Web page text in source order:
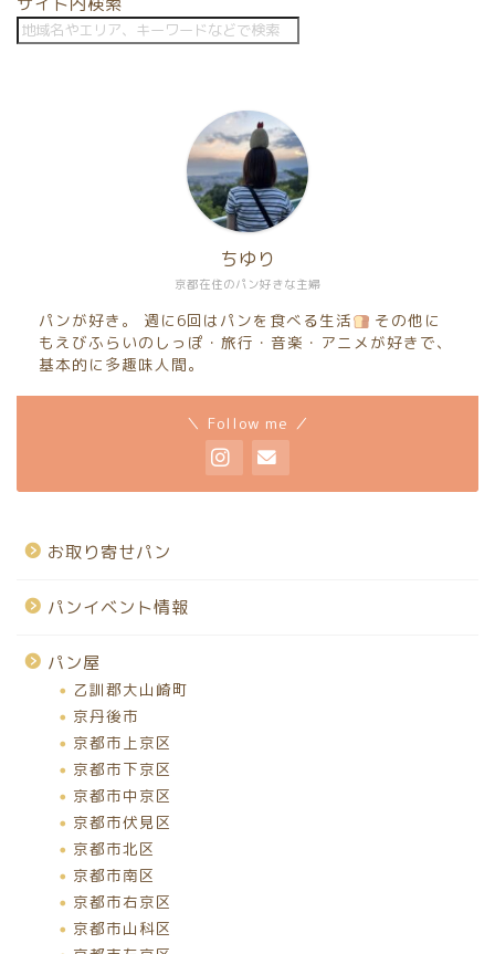
京都在住のパン好きな主婦
ちゆり
パンが好き。 週に6回はパンを食べる生活
その他に
もえびふらいのしっぽ・旅行・音楽・アニメが好きで、
基本的に多趣味人間。
＼ Follow me ／
お取り寄せパン
パンイベント情報
パン屋
乙訓郡大山崎町
京丹後市
京都市上京区
京都市下京区
京都市中京区
京都市伏見区
京都市北区
京都市南区
京都市右京区
京都市山科区